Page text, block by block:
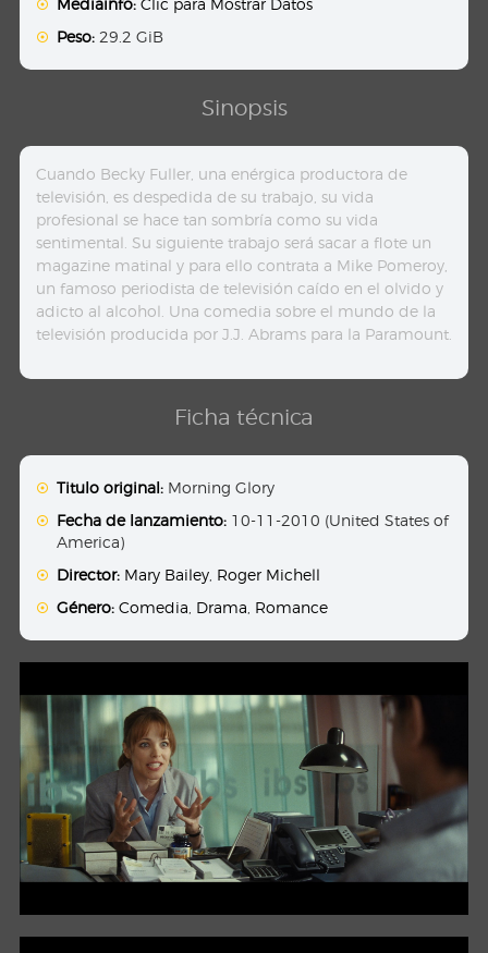
Mediainfo: Clic para Mostrar Datos
Peso: 29.2 GiB
Sinopsis
Cuando Becky Fuller, una enérgica productora de
televisión, es despedida de su trabajo, su vida
profesional se hace tan sombría como su vida
sentimental. Su siguiente trabajo será sacar a flote un
magazine matinal y para ello contrata a Mike Pomeroy,
un famoso periodista de televisión caído en el olvido y
adicto al alcohol. Una comedia sobre el mundo de la
televisión producida por J.J. Abrams para la Paramount.
Ficha técnica
Titulo original: Morning Glory
Fecha de lanzamiento: 10-11-2010 (United States of
America)
Director: Mary Bailey Roger Michell
Género: Comedia Drama Romance